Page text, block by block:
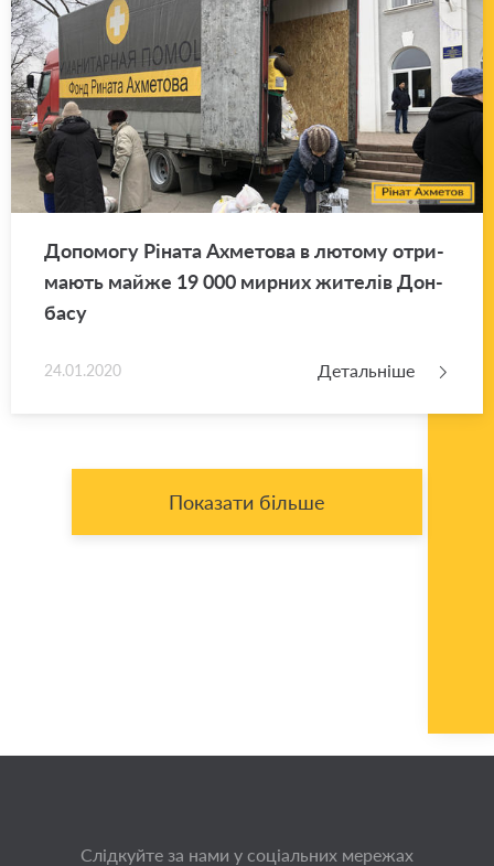
До­по­мо­гу Рі­на­та Ахме­то­ва в лю­то­му отри­
ма­ють майже 19 000 мир­них жи­те­лів Дон­
ба­су
24.01.2020 Детальніше
Показати більше
Слідкуйте за нами у соціальних мережах